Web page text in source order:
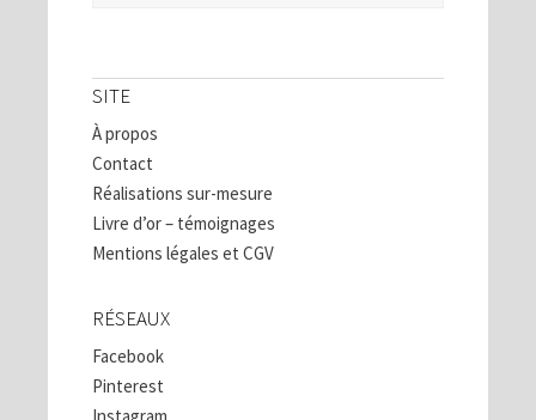
SITE
À propos
Contact
Réalisations sur-mesure
Livre d’or – témoignages
Mentions légales et CGV
RÉSEAUX
Facebook
Pinterest
Instagram